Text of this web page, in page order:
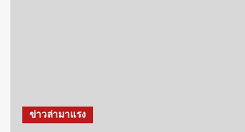
ข่าวล่ามาแรง